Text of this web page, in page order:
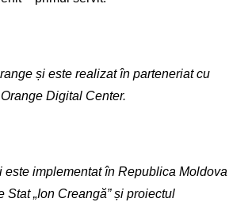
și este realizat în parteneriat cu
Digital Center.
implementat în Republica Moldova
„Ion Creangă” și proiectul